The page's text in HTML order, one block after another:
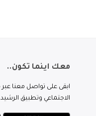
معك اينما تكون..
ابقى على تواصل معنا
الاجتماعي وتطبيق